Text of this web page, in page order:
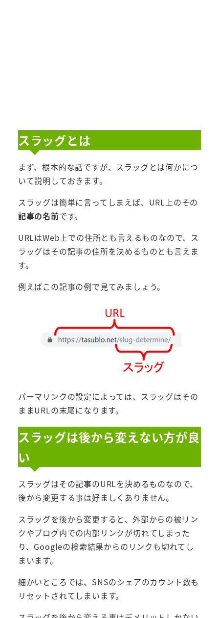
スラッグとは
まず、根本的な話ですが、スラッグとは何かにつ
いて説明しておきます。
スラッグは簡単に言ってしまえば、URL上のその
記事の名前です。
URLはWeb上での住所とも言えるものなので、ス
ラッグはその記事の住所を決めるものとも言えま
す。
例えばこの記事の例で見てみましょう。
パーマリンクの設定によっては、スラッグはその
ままURLの末尾になります。
スラッグは後から変えない方が良
い
スラッグはその記事のURLを決めるものなので、
後から変更する事は好ましくありません。
スラッグを後から変更すると、外部からの被リン
クやブログ内での内部リンクが切れてしまった
り、Googleの検索結果からのリンクも切れてし
まいます。
細かいところでは、SNSのシェアのカウント数も
リセットされてしまいます。